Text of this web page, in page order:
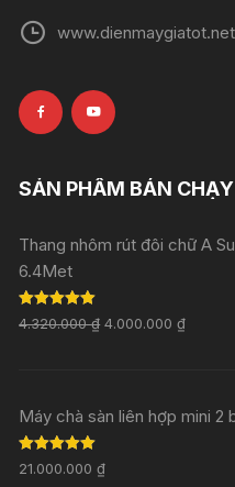
SẢN PHẨM BÁN CHẠY
Thang nhôm rút đôi chữ A
6.4Met
Rated 5.00
out of 5
4.320.000₫ 4.000.000₫
Máy chà sàn liên hợp mini 2
Rated5.00
out of 5
21.000.000₫